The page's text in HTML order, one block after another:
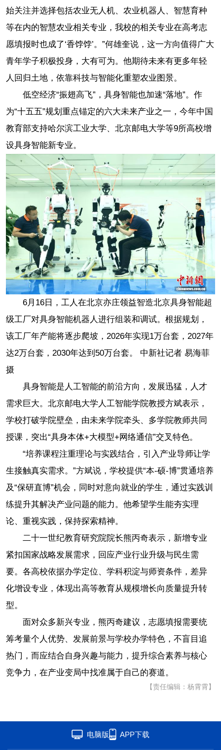
始关注并选择包括农业无人机、农业机器人、智慧育种
等在内的智慧农业相关专业，我校的相关专业在高考志
愿填报时也成了‘香饽饽’。”何雄奎说，这一方向值得广大
青年学子积极投身，大有可为。他期待未来有更多年轻
人回归土地，依靠科技与智能化重塑农业图景。
低空经济“振翅高飞”，具身智能也加速“落地”。作
为“十五五”规划重点锚定的六大未来产业之一，今年中国
教育部支持哈尔滨工业大学、北京邮电大学等9所高校增
设具身智能新专业。
6月16日，工人在北京亦庄领益智造北京具身智能超
级工厂对具身智能机器人进行组装和调试。根据规划，
该工厂年产能将逐步爬坡，2026年实现1万台套，2027年
达2万台套，2030年达到50万台套。 中新社记者 易海菲
摄
具身智能是人工智能的前沿方向，发展迅猛，人才
需求巨大。北京邮电大学人工智能学院教授方斌表示，
学校打破学院壁垒，由未来学院牵头、多学院教师共同
授课，突出“具身本体+大模型+网络通信”交叉特色。
“培养课程注重理论与实践结合，引入产业导师让学
生接触真实需求。”方斌说，学校提供“本-硕-博”贯通培养
及“保研直博”机会，同时对意向就业的学生，通过实践训
练提升其解决产业问题的能力。他希望学生能夯实理
论、重视实践，保持探索精神。
二十一世纪教育研究院院长熊丙奇表示，新增专业
紧扣国家战略发展需求，回应产业行业升级与民生需
要。各高校依据办学定位、学科积淀与师资条件，差异
化增设专业，体现出高等教育从规模增长向质量提升转
型。
面对众多新兴专业，熊丙奇建议，志愿填报需要统
筹考量个人优势、发展前景与学校办学特色，不盲目追
热门，而应结合自身兴趣与能力，提升综合素养与核心
竞争力，在产业变局中找准属于自己的赛道。
【责任编辑：杨霄霄】
电脑版 APP下载